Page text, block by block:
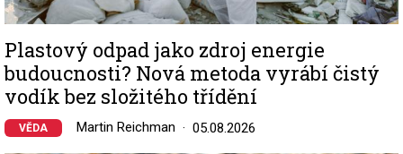
Plastový odpad jako zdroj energie
budoucnosti? Nová metoda vyrábí čistý
vodík bez složitého třídění
VĚDA Martin Reichman 05.08.2026